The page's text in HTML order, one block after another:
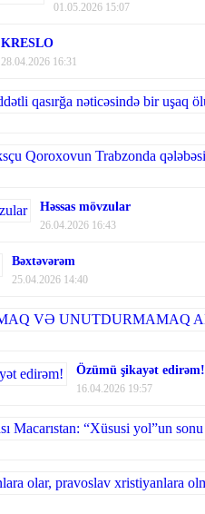
01.05.2026 15:07
KRESLO
28.04.2026 16:31
Həssas mövzular
26.04.2026 16:43
Bəxtəvərəm
25.04.2026 14:40
Özümü şikayət edirəm!
16.04.2026 19:57